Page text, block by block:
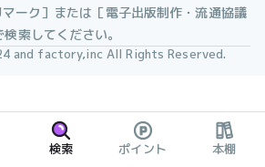
マーク］または［電子出版制作・流通協議
索してください。
and factory,inc All Rights Reserved.
検索 ポイント 本棚